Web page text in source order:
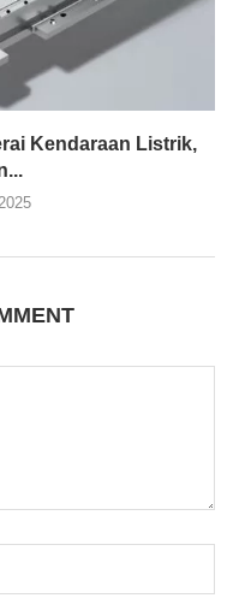
Kendaraan Listrik,